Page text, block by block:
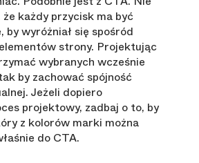
każdy przycisk ma być
by wyróżniał się spośród
strony. Projektując
wybranych wcześnie
by zachować spójność
Jeżeli dopiero
projektowy, zadbaj o to, by
z kolorów marki można
do CTA.